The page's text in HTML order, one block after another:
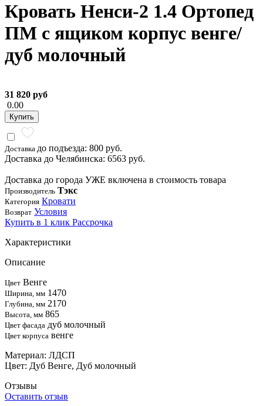
Кровать Ненси-2 1.4 Ортопед
ПМ с ящиком корпус венге/
дуб молочный
31 820 руб
0.00
Купить
Доставка до подъезда: 800 руб.
Доставка до Челябинска: 6563 руб.
Доставка до города УЖЕ включена в стоимость товара
Производитель Тэкс
Категория Кровати
Возврат Условия
Купить в 1 клик Рассрочка
Характеристики
Описание
Цвет Венге
Ширина, мм 1470
Глубина, мм 2170
Высота, мм 865
Цвет фасада дуб молочный
Цвет корпуса венге
Материал: ЛДСП
Цвет: Дуб Венге, Дуб молочный
Отзывы
Оставить отзыв